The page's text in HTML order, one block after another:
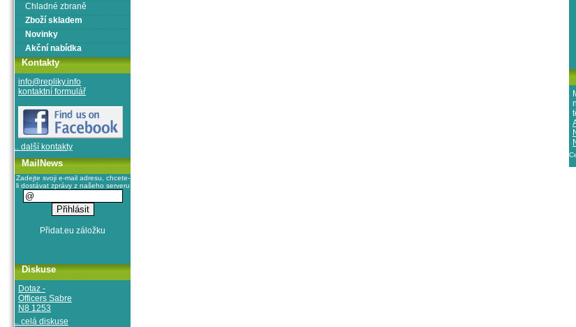
Chladné zbraně
Zboží skladem
Novinky
Akční nabídka
Kontakty
info@repliky.info
kontaktní formulář
.. další kontakty
MailNews
Zadejte svoji e-mail adresu, chcete-
li dostávat zprávy z našeho serveru
Diskuse
Dotaz -
Officers Sabre
N8 1253
.. celá diskuse